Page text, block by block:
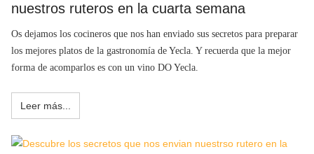
nuestros ruteros en la cuarta semana
Os dejamos los cocineros que nos han enviado sus secretos para preparar
los mejores platos de la gastronomía de Yecla. Y recuerda que la mejor
forma de acomparlos es con un vino DO Yecla.
Leer más...